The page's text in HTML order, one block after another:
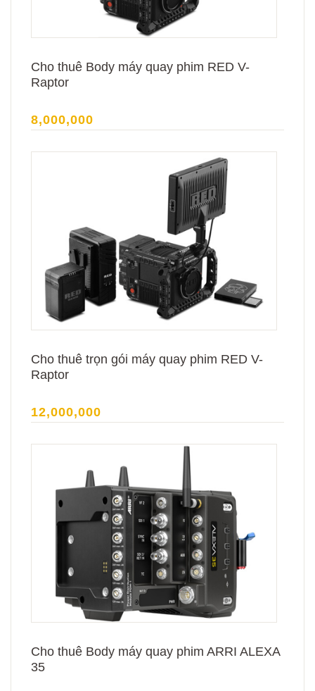
Cho thuê Body máy quay phim RED V-
Raptor
8,000,000
Cho thuê trọn gói máy quay phim RED V-
Raptor
12,000,000
Cho thuê Body máy quay phim ARRI ALEXA
35